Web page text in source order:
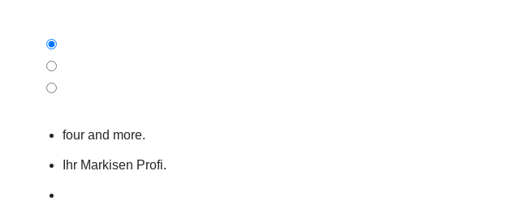
four and more.
Ihr Markisen Profi.